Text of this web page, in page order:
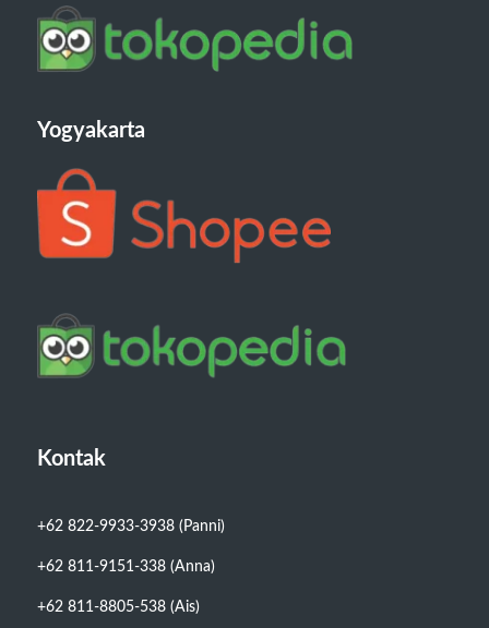
Yogyakarta
Kontak
+62 822-9933-3938 (Panni)
+62 811-9151-338 (Anna)
+62 811-8805-538 (Ais)